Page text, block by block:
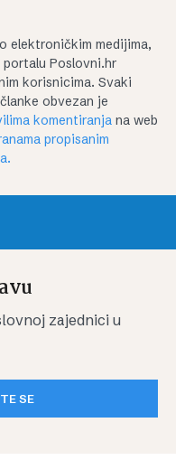
elektroničkim medijima,
Poslovni.hr
korisnicima. Svaki
obvezan je
komentiranja na web
propisanim
zajednici u
SE